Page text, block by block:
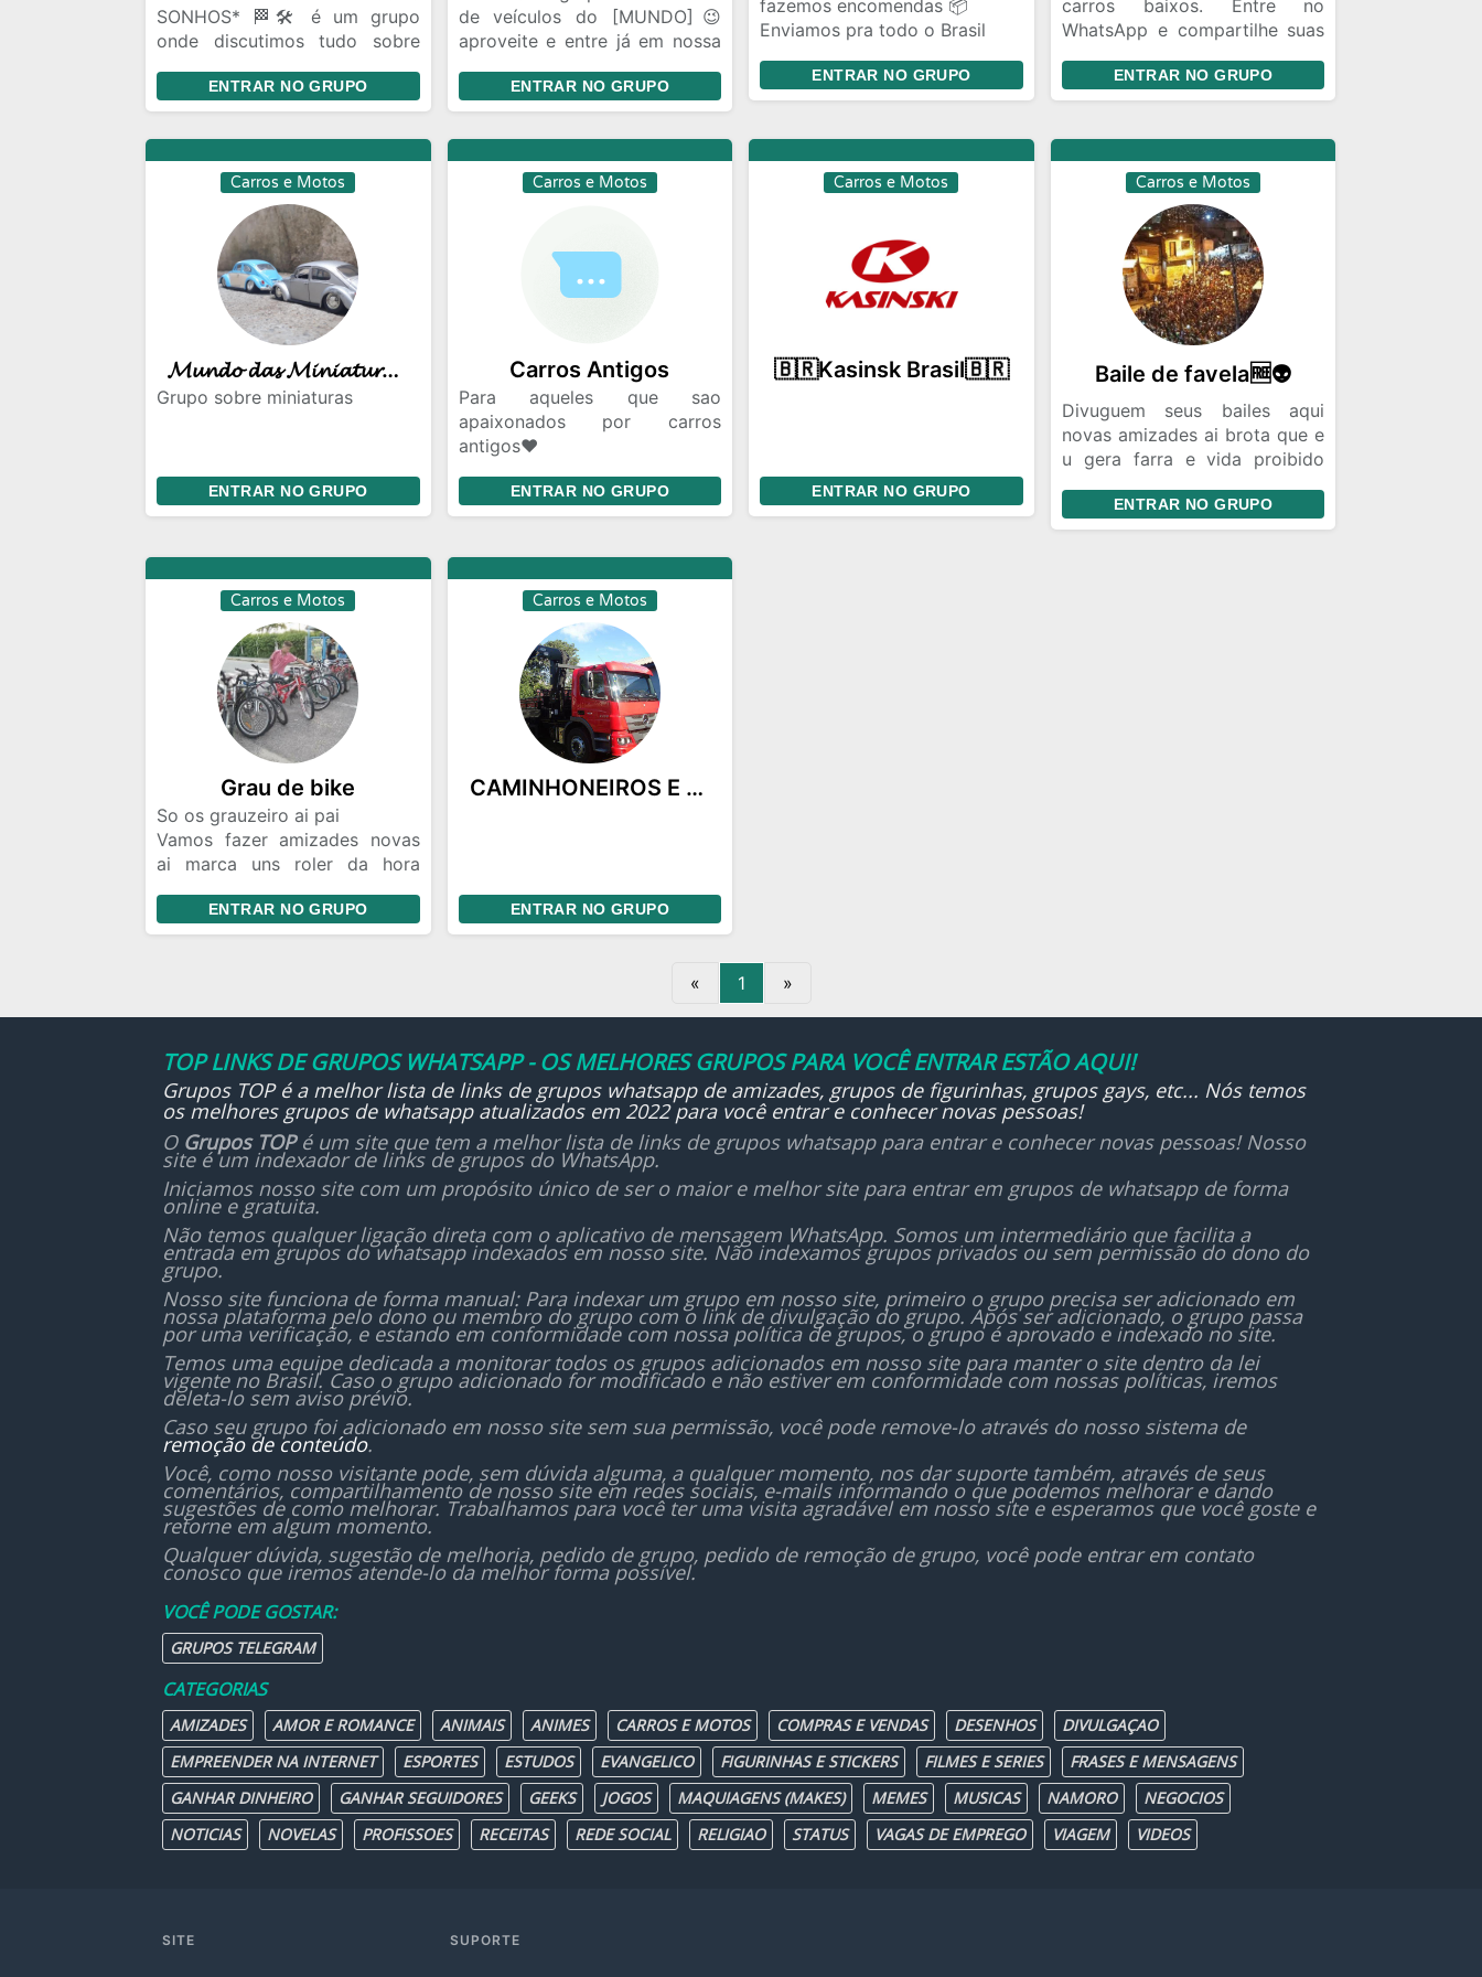
SONHOS* 🏁🛠️ é um grupo
onde discutimos tudo sobre
Brasileiros (a), carros...
esportivos, rebaixados,
tunados e luxuosos. Fotos,
videos, dicas, novidades e
projetos. Se você ama carros
este grupo é pra você...
ENTRAR NO GRUPO
de veículos do [MUNDO]😉
aproveite e entre já em nossa
ENTRAR NO GRUPO
fazemos encomendas 📦
Enviamos pra todo o Brasil
miniaturasENTRAR NO GRUPO
carros baixos. Entre no
WhatsApp e compartilhe suas
baixos.ENTRAR NO GRUPO
Carros e Motos
𝓜𝓾𝓷𝓭𝓸 𝓭𝓪𝓼 𝓜𝓲𝓷𝓲𝓪𝓽𝓾𝓻𝓪𝓼 🚗🚦
Grupo sobre miniaturas
ENTRAR NO GRUPO
Carros e Motos
Carros Antigos
Para aqueles que sao
apaixonados por carros
antigos❤
-proibido qualquer tipo de
PORNOGRÁFIA
sem brigas e sem desrespeito
caso contrario sera EXPULSO
ENTRAR NO GRUPO
Carros e Motos
🇧🇷Kasinsk Brasil🇧🇷
ENTRAR NO GRUPO
Carros e Motos
Baile de favela🆓👽
Divuguem seus bailes aqui
novas amizades ai brota que e
u gera farra e vida proibido
pornografiaENTRAR NO GRUPO
Carros e Motos
Grau de bike
So os grauzeiro ai pai
Vamos fazer amizades novas
ai marca uns roler da hora
proibido videos de facçoes e
pornografia
ENTRAR NO GRUPO
Carros e Motos
CAMINHONEIROS E CIA
ENTRAR NO GRUPO
« 1 »
TOP LINKS DE GRUPOS WHATSAPP - OS MELHORES GRUPOS PARA VOCÊ ENTRAR ESTÃO AQUI!
Grupos TOP é a melhor lista de links de grupos whatsapp de amizades, grupos de figurinhas, grupos gays, etc... Nós temos
os melhores grupos de whatsapp atualizados em 2022 para você entrar e conhecer novas pessoas!
O Grupos TOPé um site que tem a melhor lista de links de grupos whatsapp para entrar e conhecer novas pessoas! Nosso
site é um indexador de links de grupos do WhatsApp.
Iniciamos nosso site com um propósito único de ser o maior e melhor site para entrar em grupos de whatsapp de forma
online e gratuita.
Não temos qualquer ligação direta com o aplicativo de mensagem WhatsApp. Somos um intermediário que facilita a
entrada em grupos do whatsapp indexados em nosso site. Não indexamos grupos privados ou sem permissão do dono do
grupo.
Nosso site funciona de forma manual: Para indexar um grupo em nosso site, primeiro o grupo precisa ser adicionado em
nossa plataforma pelo dono ou membro do grupo com o link de divulgação do grupo. Após ser adicionado, o grupo passa
por uma verificação, e estando em conformidade com nossa política de grupos, o grupo é aprovado e indexado no site.
Temos uma equipe dedicada a monitorar todos os grupos adicionados em nosso site para manter o site dentro da lei
vigente no Brasil. Caso o grupo adicionado for modificado e não estiver em conformidade com nossas políticas, iremos
deleta-lo sem aviso prévio.
Caso seu grupo foi adicionado em nosso site sem sua permissão, você pode remove-lo através do nosso sistema de
remoção de conteúdo.
Você, como nosso visitante pode, sem dúvida alguma, a qualquer momento, nos dar suporte também, através de seus
comentários, compartilhamento de nosso site em redes sociais, e-mails informando o que podemos melhorar e dando
sugestões de como melhorar. Trabalhamos para você ter uma visita agradável em nosso site e esperamos que você goste e
retorne em algum momento.
Qualquer dúvida, sugestão de melhoria, pedido de grupo, pedido de remoção de grupo, você pode entrar em contato
conosco que iremos atende-lo da melhor forma possível.
VOCÊ PODE GOSTAR:
GRUPOS TELEGRAM
CATEGORIAS
AMIZADES AMOR E ROMANCE ANIMAIS ANIMES CARROS E MOTOS COMPRAS E VENDAS DESENHOS
DIVULGAÇAO
EMPREENDER NA INTERNET
ESPORTES ESTUDOS EVANGELICO FIGURINHAS E STICKERS FILMES E SERIES
FRASES E MENSAGENS
GANHAR DINHEIRO
GANHAR SEGUIDORES GEEKS JOGOS MAQUIAGENS (MAKES) MEMES MUSICAS NAMORO
NEGOCIOS
NOTICIAS
NOVELAS PROFISSOES RECEITAS REDE SOCIAL RELIGIAO STATUS VAGAS DE EMPREGO VIAGEM VIDEOS
SITE SUPORTE